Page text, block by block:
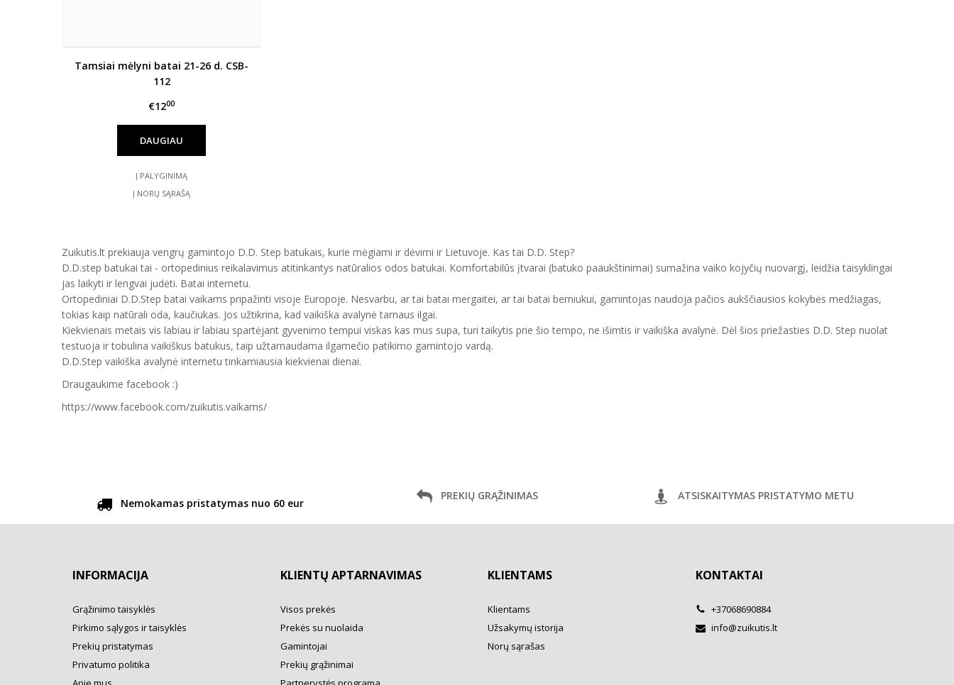
Tamsiai mėlyni batai 21-26 d. CSB-
112
€1200
DAUGIAU
Į PALYGINIMĄ
Į NORŲ SĄRAŠĄ
Zuikutis.lt prekiauja vengrų gamintojo D.D. Step batukais, kurie mėgiami ir dėvimi ir Lietuvoje. Kas tai D.D. Step?
D.D.step batukai tai - ortopedinius reikalavimus atitinkantys natūralios odos batukai. Komfortabilūs įtvarai (batuko paaukštinimai) sumažina vaiko kojyčių nuovargį, leidžia taisyklingai
jas laikyti ir lengvai judėti. Batai internetu.
Ortopediniai D.D.Step batai vaikams pripažinti visoje Europoje. Nesvarbu, ar tai batai mergaitei, ar tai batai berniukui, gamintojas naudoja pačios aukščiausios kokybės medžiagas,
tokias kaip natūrali oda, kaučiukas. Jos užtikrina, kad vaikiška avalynė tarnaus ilgai.
Kiekvienais metais vis labiau ir labiau spartėjant gyvenimo tempui viskas kas mus supa, turi taikytis prie šio tempo, ne išimtis ir vaikiška avalynė. Dėl šios priežasties D.D. Step nuolat
testuoja ir tobulina vaikiškus batukus, taip užtarnaudama ilgamečio patikimo gamintojo vardą.
D.D.Step vaikiška avalynė internetu tinkamiausia kiekvienai dienai.
Draugaukime facebook :)
https://www.facebook.com/zuikutis.vaikams/
Nemokamas pristatymas nuo 60 eur
PREKIŲ GRĄŽINIMAS ATSISKAITYMAS PRISTATYMO METU
INFORMACIJA
Grąžinimo taisyklės
Pirkimo sąlygos ir taisyklės
Prekių pristatymas
Privatumo politika
KLIENTŲ APTARNAVIMAS
Visos prekės
Prekės su nuolaida
Gamintojai
Prekių grąžinimai
KLIENTAMS
Klientams
Užsakymų istorija
Norų sąrašas
KONTAKTAI
+37068690884
info@zuikutis.lt